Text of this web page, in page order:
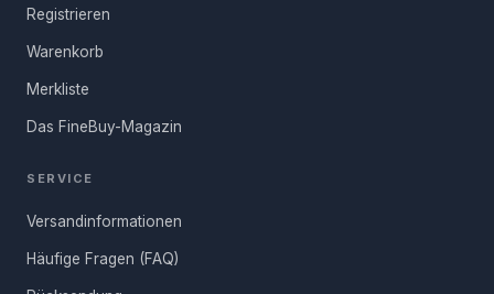
Registrieren
Warenkorb
Merkliste
Das FineBuy-Magazin
SERVICE
Versandinformationen
Häufige Fragen (FAQ)